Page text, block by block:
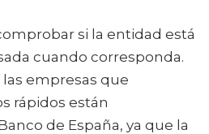
si la entidad está
cuando corresponda.
las empresas que
rápidos están
de España, ya que la